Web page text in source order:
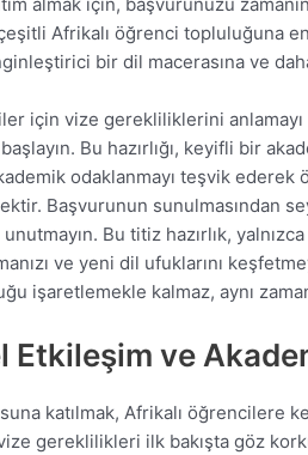
Afrikalı öğrenci topluluğuna
bir dil macerasına ve
için vize gerekliliklerini
Bu hazırlığı, keyifli bir
odaklanmayı teşvik
Başvurunun sunulmasından
Bu titiz hazırlık,
ve yeni dil ufuklarını
işaretlemekle kalmaz, aynı
Etkileşim ve
katılmak, Afrikalı öğrencilere
gereklilikleri ilk bakışta göz